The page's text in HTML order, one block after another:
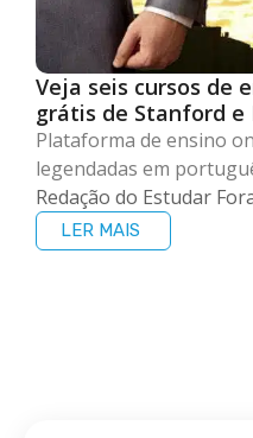
Veja seis cursos de
grátis de Stanford e
Plataforma de ensino
legendadas em
Redação do Estudar
LER MAIS